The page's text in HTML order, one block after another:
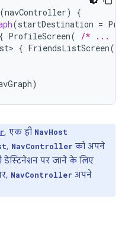
(navController)
{
(startDestination =
{ ProfileScreen(
/* ... */
{ FriendsListScreen(
)
, एक ही NavHost
, NavController को अपने
डेस्टिनेशन पर जाने के लिए
NavController अपने